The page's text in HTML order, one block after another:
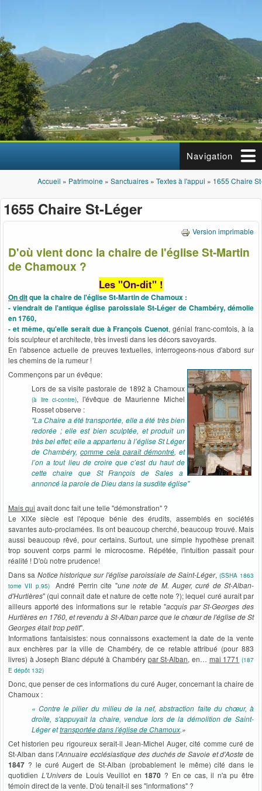
Navigation
Vous êtes ici
Accueil » Patrimoine » Sanctuaires » Textes à l'appui » 1655 Chaire
1655 Chaire St-Léger
Version imprimable
D'où vient donc la chaire de l'église St-Martin
de Chamoux ?
Les "On-dit" !
On ditque la chaire de l'église St-Martin de Chamoux :
- viendrait de l'antique église paroissiale St-Léger de Chambéry, démolie
en 1760,
- et même, qu'elle serait due à François Cuenot, génial franc-comtois, à la
fois sculpteur et architecte, très investi dans les décors savoyards.
En l'absence actuelle de preuves textuelles, interrogeons-nous d'abord sur
les chemins de la rumeur !
Commençons par un évêque:
Lors de sa visite pastorale de 1892 à Chamoux
(à lire ci-contre), l'évêque de Maurienne Michel
Rosset observe :
"La Chaire a été transportée, elle a été très bien
redorée ; elle est bien sculptée, et produit un
très bel effet; elle a appartenu à l’église St Léger
de Chambéry, comme cela paraît démontré, et
l’on a tout lieu de croire que c’est du haut de
cette chaire que St François de Sales a
annoncé la parole de Dieu dans la susdite église"
Mais qui avait donc fait une telle "démonstration" ?
Le XIXe siècle est l'époque bénie des érudits, assemblés en sociétés
savantes auto-proclamées. Ils ont beaucoup cherché, beaucoup trouvé. Mais
aussi beaucoup rêvé, pour certains. Surtout, une simple hypothèse prenait
trop souvent corps parmi le microcosme. Répétée, l'intuition passait pour
réalité ! D'où notre prudence!
Dans sa Notice historique sur l'église paroissiale de Saint-Léger,(SSHA 1863
tome VII p.95)
André Perrin cite "une note de M. Auger, curé de St-Alban-
d'Hurtières" (qui connaît date et nature de cette note ?); lequel curé aurait par
ailleurs apporté des informations sur le retable "acquis par St-Georges des
Hurtières en 1760, et revendu à St-Alban parce que le chœur de l'église de St
Georges était trop petit".
Informations fantaisistes: nous connaissons exactement la date de la vente
aux enchères par la ville de Chambéry, de ce retable attribué (pour 883
livres) à Joseph Blanc député à Chambéry par St-Alban, en… mai 1771 (187
E dépôt 132)
Donc, que penser de ces informations du curé Auger, concernant la chaire de
Chamoux :
« Contre le pilier du milieu de la nef, abstraction faite du chœur, à
droite, s'appuyait la chaire, vendue lors de la démolition de Saint-
Léger ettransportée dans l'église de Chamoux.»
Cet historien peu rigoureux serait-il Jean-Michel Auger, cité comme curé de
St-Alban dans l'Annuaire ecclésiastique des duchés de Savoie et d'Aoste de
1847 ? le curé Augert de St-Alban (probablement le même) cité dans le
quotidien L'Universde Louis Veuillot en1870 ? En ce cas, il n'a pu être
témoin direct de la vente. D'où tenait-il ses "informations" ?